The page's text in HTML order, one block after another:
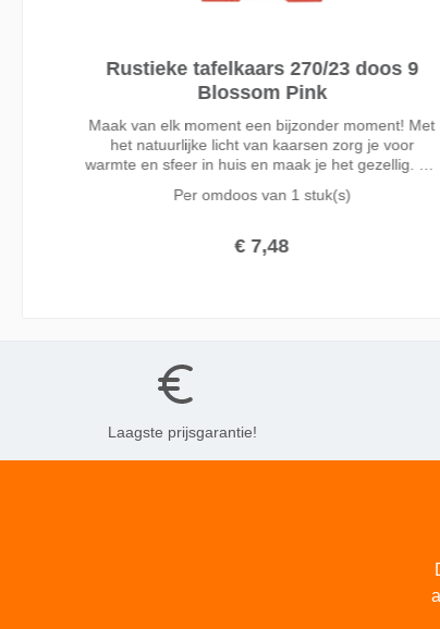
Rustieke tafelkaars 270/23 doos 9
Blossom Pink
Maak van elk moment een bijzonder moment! Met
het natuurlijke licht van kaarsen zorg je voor
warmte en sfeer in huis en maak je het gezellig. De
Blossom Pink zijn 27cm hoog, druipen niet en
en planeet, zonder palmolie en met natuurlijke
vegan wax. Door het katoenen lontje altijd een
Per omdoos van 1 stuk(s)
€ 7,48
Laagste prijsgarantie!